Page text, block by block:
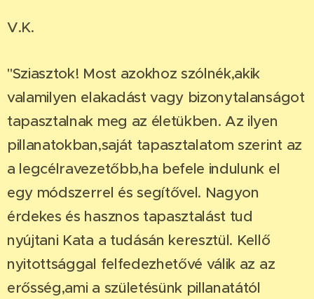
V.K.
"Sziasztok! Most azokhoz szólnék,akik
valamilyen elakadást vagy bizonytalanságot
tapasztalnak meg az életükben. Az ilyen
pillanatokban,saját tapasztalatom szerint az
a legcélravezetőbb,ha befele indulunk el
egy módszerrel és segítővel. Nagyon
érdekes és hasznos tapasztalást tud
nyújtani Kata a tudásán keresztül. Kellő
nyitottsággal felfedezhetővé válik az az
erősség,ami a születésünk pillanatától